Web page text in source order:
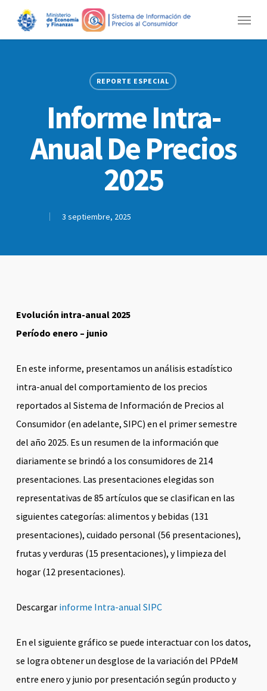
Menu
REPORTE ESPECIAL
Informe Intra-
Anual De Precios
2025
3 septiembre, 2025
Evolución intra-anual 2025
Período enero – junio
En este informe, presentamos un análisis estadístico
intra-anual del comportamiento de los precios
reportados al Sistema de Información de Precios al
Consumidor (en adelante, SIPC) en el primer semestre
del año 2025. Es un resumen de la información que
diariamente se brindó a los consumidores de 214
presentaciones. Las presentaciones elegidas son
representativas de 85 artículos que se clasifican en las
siguientes categorías: alimentos y bebidas (131
presentaciones), cuidado personal (56 presentaciones),
frutas y verduras (15 presentaciones), y limpieza del
hogar (12 presentaciones).
Descargar informe Intra-anual SIPC
En el siguiente gráfico se puede interactuar con los datos,
se logra obtener un desglose de la variación del PPdeM
entre enero y junio por presentación según producto y